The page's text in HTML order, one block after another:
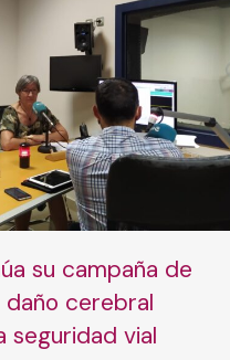
su campaña de
cerebral
seguridad vial